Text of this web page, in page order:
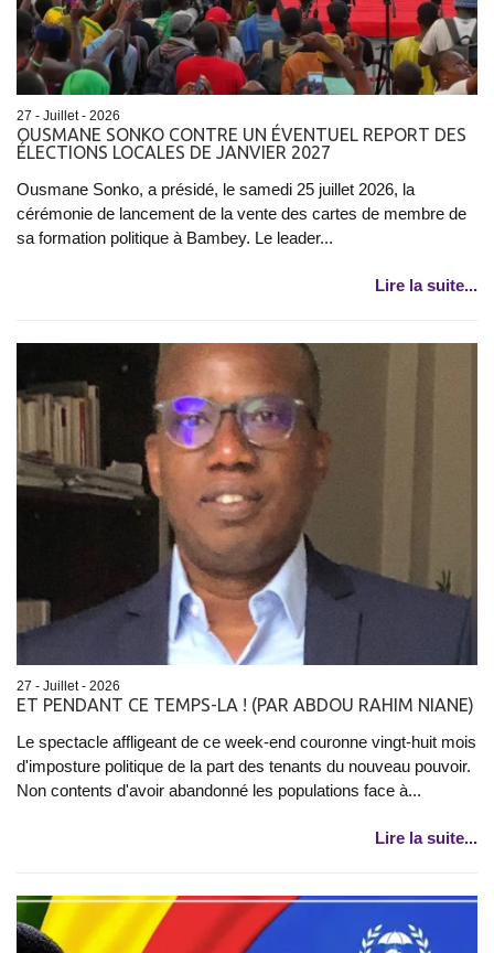
27 - Juillet - 2026
OUSMANE SONKO CONTRE UN ÉVENTUEL REPORT DES
ÉLECTIONS LOCALES DE JANVIER 2027
Ousmane Sonko, a présidé, le samedi 25 juillet 2026, la
cérémonie de lancement de la vente des cartes de membre de
sa formation politique à Bambey. Le leader...
Lire la suite...
27 - Juillet - 2026
ET PENDANT CE TEMPS-LA ! (PAR ABDOU RAHIM NIANE)
Le spectacle affligeant de ce week-end couronne vingt-huit mois
d'imposture politique de la part des tenants du nouveau pouvoir.
Non contents d'avoir abandonné les populations face à...
Lire la suite...